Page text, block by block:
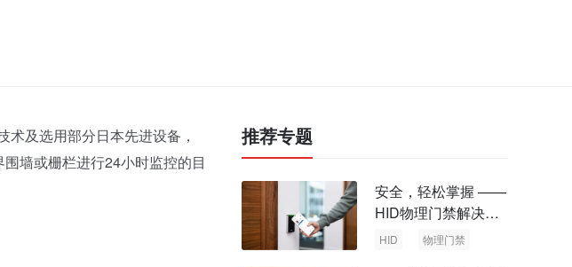
及选用部分日本先进设备，
墙或栅栏进行24小时监控的目
推荐专题
安全，轻松掌握 ——
HID物理门禁解决方
案，启动智慧安全新
HID 物理门禁